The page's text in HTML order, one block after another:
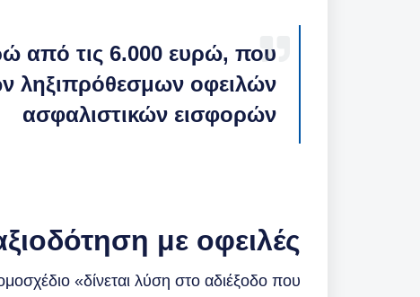
από τις 6.000 ευρώ, που
ληξιπρόθεσμων οφειλών
ασφαλιστικών εισφορών
με οφειλές
«δίνεται λύση στο αδιέξοδο που